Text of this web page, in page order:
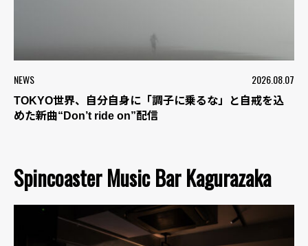
NEWS 2026.08.07
TOKYO世界、自分自身に「調子に乗るな」と自戒を込
めた新曲“Don’t ride on”配信
Spincoaster Music Bar Kagurazaka